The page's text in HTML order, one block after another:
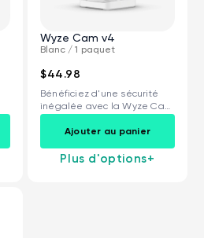
Wyze Cam v4
Blanc / 1 paquet
$44.98
Bénéficiez d'une sécurité
inégalée avec la Wyze Cam
v4. Sa...
Ajouter au panier
Plus d'options+